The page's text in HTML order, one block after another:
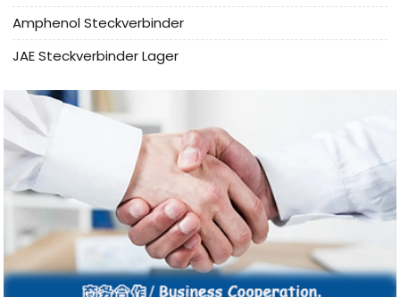
Amphenol Steckverbinder
JAE Steckverbinder Lager